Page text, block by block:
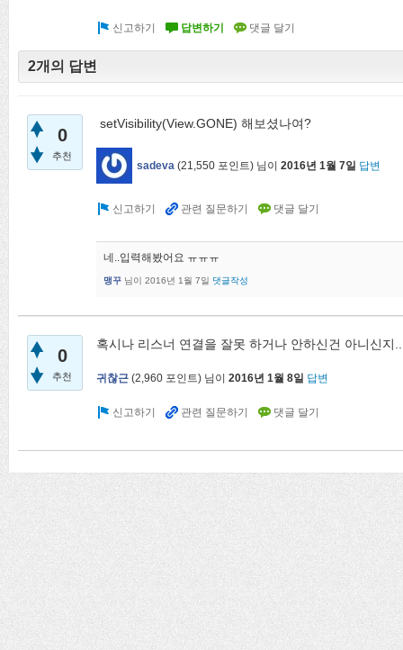
2개의 답변
0
추천
setVisibility(View.GONE) 해보셨나여?
sadeva (21,550 포인트) 님이 2016년 1월 7일 답변
네..입력해봤어요 ㅠㅠㅠ
맹꾸 님이 2016년 1월 7일 댓글작성
0
추천
혹시나 리스너 연결을 잘못 하거나 안하신건 아니신지
귀찮근 (2,960 포인트) 님이 2016년 1월 8일 답변